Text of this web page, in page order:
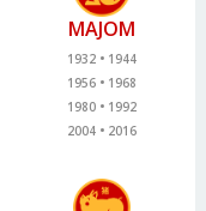
MAJOM
1932
1944
1956
1968
1980
1992
2004
2016